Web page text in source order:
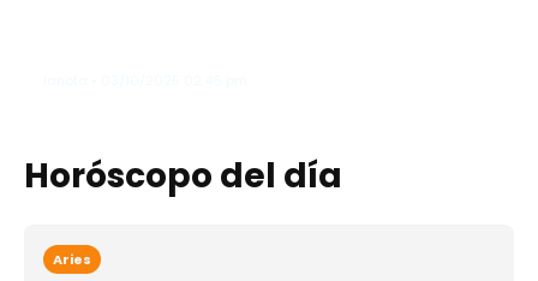
Horóscopo del día
Aries